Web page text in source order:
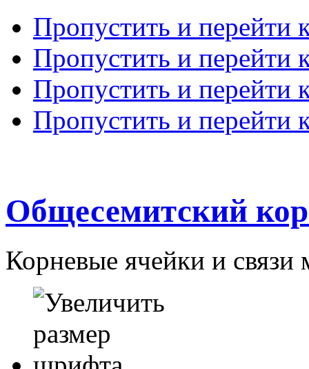
Пропустить и перейти
Пропустить и перейти
Пропустить и перейти
Пропустить и перейти
Общесемитский
Корневые ячейки и